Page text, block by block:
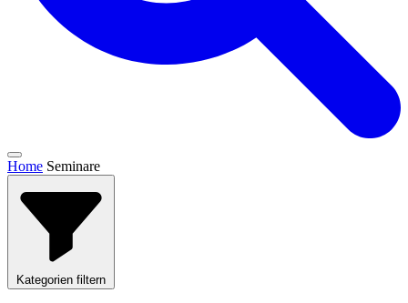
Home Seminare
Kategorien filtern